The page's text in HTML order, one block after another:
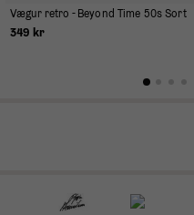
Vægur retro - Beyond Time 50s Sort
349 kr